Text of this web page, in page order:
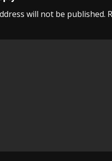
will not be published.